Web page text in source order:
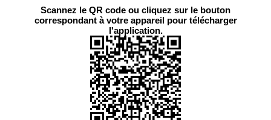
Scannez le QR code ou cliquez sur le bouton
correspondant à votre appareil pour télécharger
l'application.